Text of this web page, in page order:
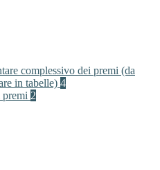
complessivo dei premi (da
in tabelle) 4
2